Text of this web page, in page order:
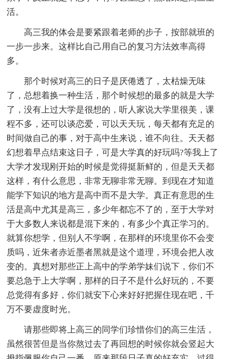
活。
高三我的体会是要紧跟着老师的步子，按部就班的
一步一步来。这样比自己用自己的复习方法效率高得
多。
那个时候对高三的日子是厌倦透了，太枯燥无味
了，总想着换一种生活，那个时候想的最多的就是大学
了，没有上过大学是很想的，听人家说大学里很美，课
程不多，还可以谈恋爱，可以天天玩，每天都有充足的
时间做自己的事，对于高中生来说，谁不向往。天天都
幻想着早点结束这日子，可是大学真的好玩吗?等我上了
大学才发现刚开始的时候是觉得挺新鲜的，但是天天都
这样，有什么意思，非常无聊非常无聊。到现在才知道
能学下知识的地方是高中而不是大学。真正有意思的生
活是高中尤其是高三，多少年都忘不了的，至于大学对
于大多数人来说都是混下来的，有多少个真正学习的。
就算你想学，但别人不学啊，在那样的环境里你不会变
质吗，近朱者赤近墨者黑就是这个道理，环境会把人改
变的。真想对那些正上高中的学弟学妹们说下，你们不
要总急于上大学啊，那样的日子不是什么好玩的，不要
总觉得有多好，你们就安下心来好好把握住现在吧，千
万不要虚度时光。
请那些即将上高三的同学们珍惜你们的高三生活，
虽然很苦但是当你熬过去了再回想的时候你就会竖起大